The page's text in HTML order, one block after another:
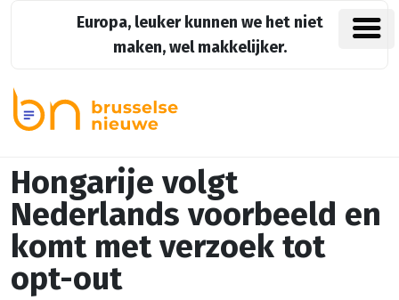
Europa, leuker kunnen we het niet
maken, wel makkelijker.
Hongarije volgt
Nederlands voorbeeld en
komt met verzoek tot
opt-out